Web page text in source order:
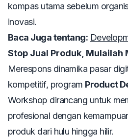
kompas utama sebelum
inovasi.
Baca Juga tentang:
Stop Jual Produk, Mulailah
Merespons dinamika pasar
kompetitif, program Product
Workshop dirancang untuk
profesional dengan
produk dari hulu hingga hilir.